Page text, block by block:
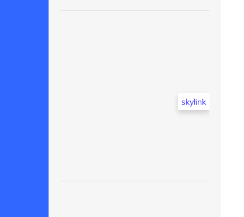
skylink